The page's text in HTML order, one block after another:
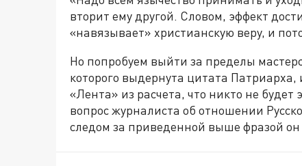
вторит ему другой. Словом, эффект
«навязывает» христианскую веру, и
Но попробуем выйти за пределы
которого выдернута цитата
«Лента» из расчета, что никто не
вопрос журналиста об отношении
следом за приведенной выше фразой он